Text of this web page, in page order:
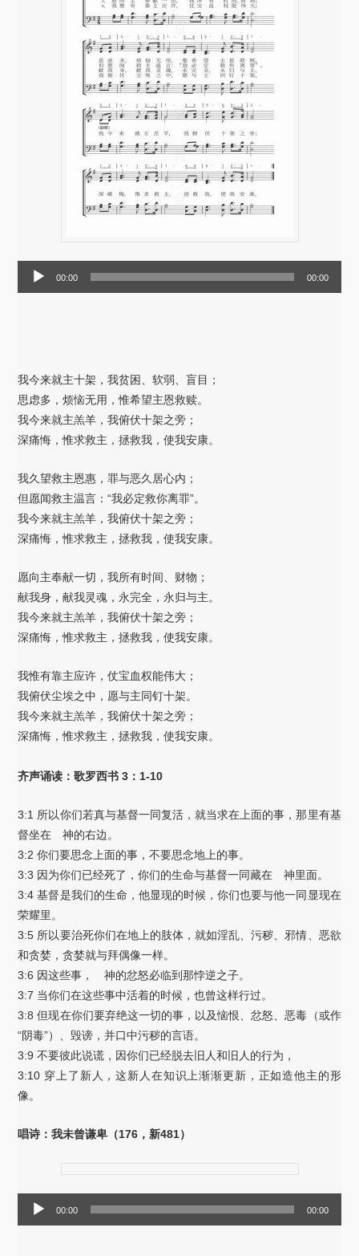
00:00 00:00
我今来就主十架，我贫困、软弱、盲目；
思虑多，烦恼无用，惟希望主恩救赎。
我今来就主羔羊，我俯伏十架之旁；
深痛悔，惟求救主，拯救我，使我安康。
我久望救主恩惠，罪与恶久居心内；
但愿闻救主温言：“我必定救你离罪”。
我今来就主羔羊，我俯伏十架之旁；
深痛悔，惟求救主，拯救我，使我安康。
愿向主奉献一切，我所有时间、财物；
献我身，献我灵魂，永完全，永归与主。
我今来就主羔羊，我俯伏十架之旁；
深痛悔，惟求救主，拯救我，使我安康。
我惟有靠主应许，仗宝血权能伟大；
我俯伏尘埃之中，愿与主同钉十架。
我今来就主羔羊，我俯伏十架之旁；
深痛悔，惟求救主，拯救我，使我安康。
齐声诵读：歌罗西书 3：1-10
3:1 所以你们若真与基督一同复活，就当求在上面的事，那里有基
督坐在 神的右边。
3:2 你们要思念上面的事，不要思念地上的事。
3:3 因为你们已经死了，你们的生命与基督一同藏在 神里面。
3:4 基督是我们的生命，他显现的时候，你们也要与他一同显现在
荣耀里。
3:5 所以要治死你们在地上的肢体，就如淫乱、污秽、邪情、恶欲
和贪婪，贪婪就与拜偶像一样。
3:6 因这些事， 神的忿怒必临到那悖逆之子。
3:7 当你们在这些事中活着的时候，也曾这样行过。
3:8 但现在你们要弃绝这一切的事，以及恼恨、忿怒、恶毒（或作
“阴毒”）、毁谤，并口中污秽的言语。
3:9 不要彼此说谎，因你们已经脱去旧人和旧人的行为，
3:10 穿上了新人，这新人在知识上渐渐更新，正如造他主的形
像。
唱诗：我未曾谦卑（176，新481）
00:00 00:00